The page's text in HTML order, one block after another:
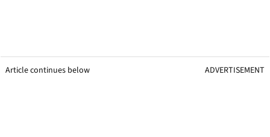
Article continues below ADVERTISEMENT